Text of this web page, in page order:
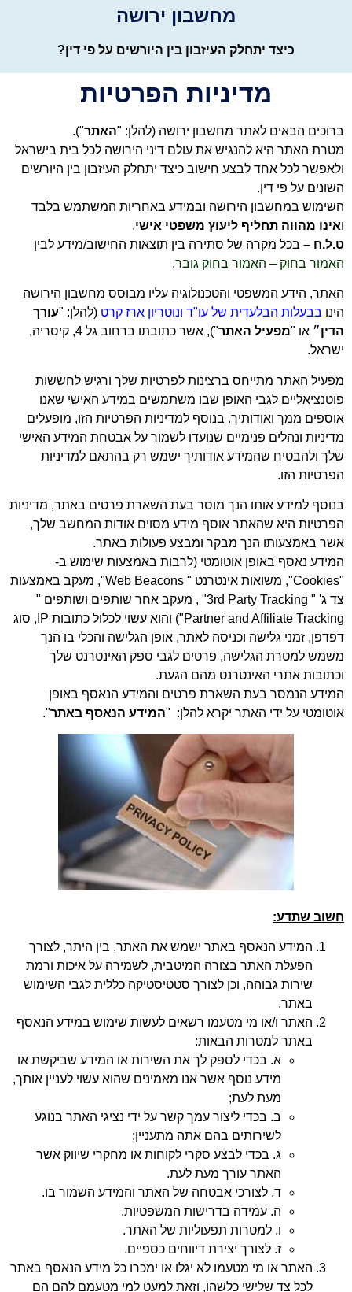
מחשבון ירושה
כיצד יתחלק העיזבון בין היורשים על פי דין?
מדיניות הפרטיות
ברוכים הבאים לאתר מחשבון ירושה (להלן: "האתר").
מטרת האתר היא להנגיש את עולם דיני הירושה לכל בית בישראל
ולאפשר לכל אחד לבצע חישוב כיצד יתחלק העיזבון בין היורשים
השונים על פי דין.
השימוש במחשבון הירושה ובמידע באחריות המשתמש בלבד
ואינו מהווה תחליף ליעוץ משפטי אישי.
ט.ל.ח – בכל מקרה של סתירה בין תוצאות החישוב/מידע לבין
האמור בחוק – האמור בחוק גובר.
האתר, הידע המשפטי והטכנולוגיה עליו מבוסס מחשבון הירושה
הינו בבעלות הבלעדית של עו"ד ונוטריון ארז קרט (להלן: "עורך
הדין״ או "מפעיל האתר
"), אשר כתובתו ברחוב גל 4, קיסריה,
ישראל.
מפעיל האתר מתייחס ברצינות לפרטיות שלך ורגיש לחששות
פוטנציאליים לגבי האופן שבו משתמשים במידע האישי שאנו
אוספים ממך ואודותיך. בנוסף למדיניות הפרטיות הזו, מופעלים
מדיניות ונהלים פנימיים שנועדו לשמור על אבטחת המידע האישי
שלך ולהבטיח שהמידע אודותיך ישמש רק בהתאם למדיניות
הפרטיות הזו.
בנוסף למידע אותו הנך מוסר בעת השארת פרטים באתר, מדיניות
הפרטיות היא שהאתר אוסף מידע מסוים אודות המחשב שלך,
אשר באמצעותו הנך מבקר ומבצע פעולות באתר.
המידע נאסף באופן אוטומטי (לרבות באמצעות שימוש ב-
"
Cookies", משואות אינטרנט " Web Beacons", מעקב באמצעות
צד ג' " 3rd Party Tracking" , מעקב אחר שותפים ושותפים "
Partner and Affiliate Tracking
") והוא עשוי לכלול כתובות IP, סוג
דפדפן, זמני גלישה וכניסה לאתר, אופן הגלישה והכלי בו הנך
משמש למטרת הגלישה, פרטים לגבי ספק האינטרנט שלך
וכתובות אתרי האינטרנט מהם הגעת.
המידע הנמסר בעת השארת פרטים והמידע הנאסף באופן
אוטומטי על ידי האתר יקרא להלן: "המידע הנאסף באתר".
חשוב שתדע:
המידע הנאסף באתר ישמש את האתר, בין היתר, לצורך
הפעלת האתר בצורה המיטבית, לשמירה על איכות ורמת
שירות גבוהה, וכן לצורך סטטיסטיקה כללית לגבי השימוש
באתר.
האתר ו/או מי מטעמו רשאים לעשות שימוש במידע הנאסף
באתר למטרות הבאות:
א. בכדי לספק לך את השירות או המידע שביקשת או
מידע נוסף אשר אנו מאמינים שהוא עשוי לעניין אותך,
מעת לעת;
ב. בכדי ליצור עמך קשר על ידי נציגי האתר בנוגע
לשירותים בהם אתה מתעניין;
ג. בכדי לבצע סקרי לקוחות או מחקרי שיווק אשר
האתר עורך מעת לעת.
ד. לצורכי אבטחה של האתר והמידע השמור בו.
ה. עמידה בדרישות המשפטיות.
ו. למטרות תפעוליות של האתר.
ז. לצורך יצירת דיווחים כספיים.
האתר או מי מטעמו לא יגלו או ימכרו כל מידע הנאסף באתר
לכל צד שלישי כלשהו, וזאת למעט למי מטעמם להם הם